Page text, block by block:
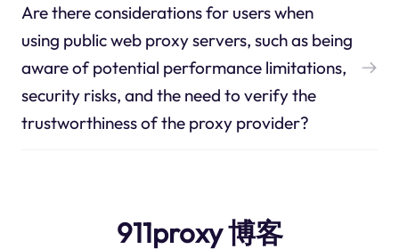
Are there considerations for users when
using public web proxy servers, such as being
aware of potential performance limitations,
security risks, and the need to verify the
trustworthiness of the proxy provider?
911proxy 博客